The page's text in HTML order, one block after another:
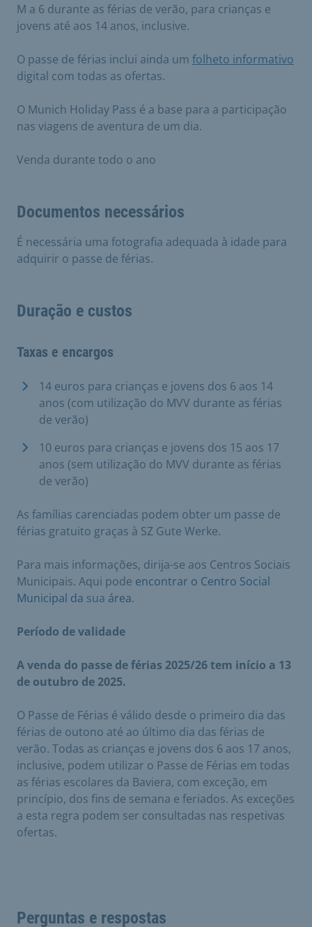
M a 6 durante as férias de verão, para crianças e
jovens até aos 14 anos, inclusive.
O passe de férias inclui ainda um folheto informativo
digital com todas as ofertas.
O Munich Holiday Pass é a base para a participação
nas viagens de aventura de um dia.
Venda durante todo o ano
Documentos necessários
É necessária uma fotografia adequada à idade para
adquirir o passe de férias.
Duração e custos
Taxas e encargos
14 euros para crianças e jovens dos 6 aos 14
anos (com utilização do MVV durante as férias
de verão)
10 euros para crianças e jovens dos 15 aos 17
anos (sem utilização do MVV durante as férias
de verão)
As famílias carenciadas podem obter um passe de
férias gratuito graças à SZ Gute Werke.
Para mais informações, dirija-se aos Centros Sociais
Municipais. Aqui pode encontrar o Centro Social
Municipal da sua área.
Período de validade
A venda do passe de férias 2025/26 tem início a 13
de outubro de 2025.
O Passe de Férias é válido desde o primeiro dia das
férias de outono até ao último dia das férias de
verão. Todas as crianças e jovens dos 6 aos 17 anos,
inclusive, podem utilizar o Passe de Férias em todas
as férias escolares da Baviera, com exceção, em
princípio, dos fins de semana e feriados. As exceções
a esta regra podem ser consultadas nas respetivas
ofertas.
Perguntas e respostas